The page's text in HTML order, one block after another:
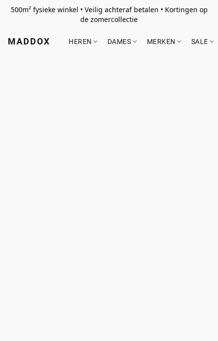
500m² fysieke winkel • Veilig achteraf betalen • Kortingen op
de zomercollectie
MADDOX HEREN DAMES MERKEN SALE